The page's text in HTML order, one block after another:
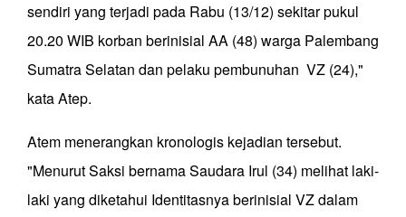
sendiri yang terjadi pada Rabu (13/12) sekitar pukul
20.20 WIB korban berinisial AA (48) warga Palembang
Sumatra Selatan dan pelaku pembunuhan VZ (24),"
kata Atep.
Atem menerangkan kronologis kejadian tersebut.
"Menurut Saksi bernama Saudara Irul (34) melihat laki-
laki yang diketahui Identitasnya berinisial VZ dalam